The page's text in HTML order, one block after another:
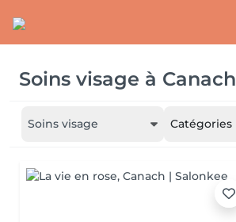
Soins visage à Canach
Soins visage Catégories